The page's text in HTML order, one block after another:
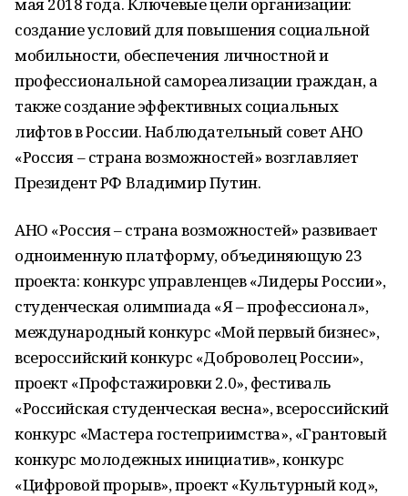
создание условий для повышения социальной
мобильности, обеспечения личностной и
профессиональной самореализации граждан, а
также создание эффективных социальных
лифтов в России. Наблюдательный совет АНО
«Россия – страна возможностей» возглавляет
Президент РФ Владимир Путин.
АНО «Россия – страна возможностей» развивает
одноименную платформу, объединяющую 23
проекта: конкурс управленцев «Лидеры России»,
студенческая олимпиада «Я – профессионал»,
международный конкурс «Мой первый бизнес»,
всероссийский конкурс «Доброволец России»,
проект «Профстажировки 2.0», фестиваль
«Российская студенческая весна», всероссийский
конкурс «Мастера гостеприимства», «Грантовый
конкурс молодежных инициатив», конкурс
«Цифровой прорыв», проект «Культурный код»,